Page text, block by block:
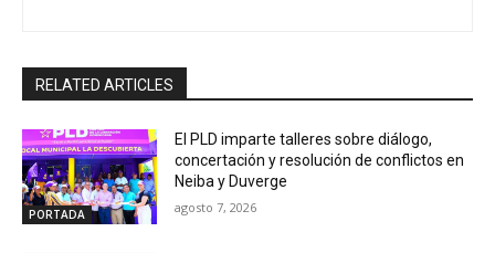
RELATED ARTICLES
PORTADA
El PLD imparte talleres sobre diálogo,
concertación y resolución de conflictos en
Neiba y Duverge
agosto 7, 2026